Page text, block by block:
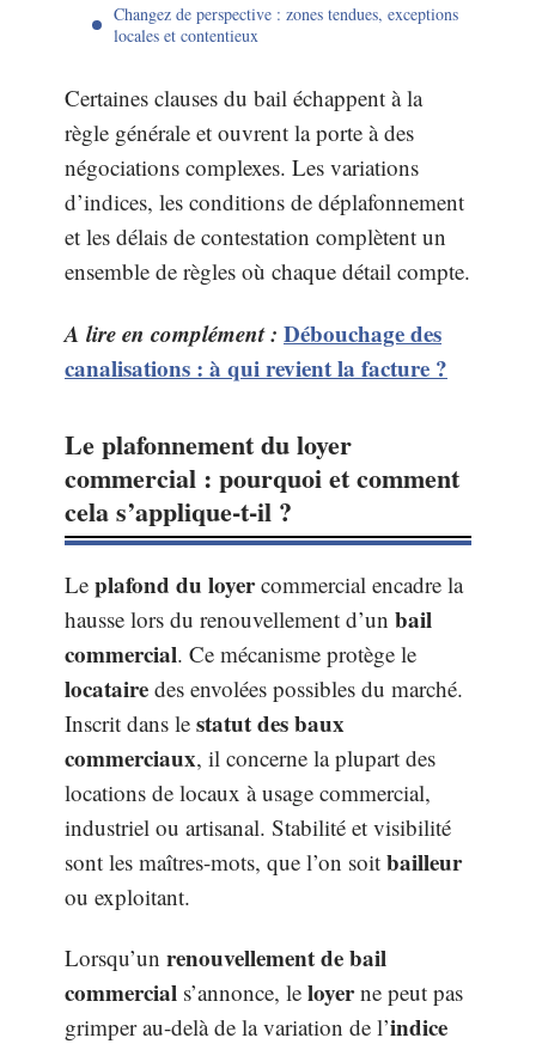
Changez de perspective : zones tendues, exceptions
locales et contentieux
Certaines clauses du bail échappent à la
règle générale et ouvrent la porte à des
négociations complexes. Les variations
d’indices, les conditions de déplafonnement
et les délais de contestation complètent un
ensemble de règles où chaque détail compte.
A lire en complément : Débouchage des
canalisations : à qui revient la facture ?
Le plafonnement du loyer
commercial : pourquoi et comment
cela s’applique-t-il ?
Le plafond du loyercommercial encadre la
hausse lors du renouvellement d’un bail
commercial. Ce mécanisme protège le
locataire des envolées possibles du marché.
Inscrit dans le statut des baux
commerciaux, il concerne la plupart des
locations de locaux à usage commercial,
industriel ou artisanal. Stabilité et visibilité
sont les maîtres-mots, que l’on soit bailleur
ou exploitant.
Lorsqu’un renouvellement de bail
commercial s’annonce, le loyerne peut pas
grimper au-delà de la variation de l’indice